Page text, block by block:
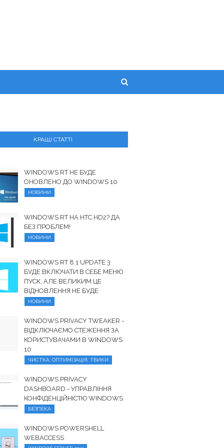
КРАЩІ СТАТТІ
WINDOWS RT НЕ БУДЕ
ОНОВЛЕНО ДО WINDOWS 10
НОВИНИ
WINDOWS RT НА HTC HD2? ДА
БЕЗ ПРОБЛЕМ!
НОВИНИ
WINDOWS RT 8.1 UPDATE 3
БУДЕ ВКЛЮЧАТИ В СЕБЕ МЕНЮ
ПУСК, АЛЕ ВЕЛИКИМ ЦЕ
ВІДНОВЛЕННЯ НЕ БУДЕ
НОВИНИ
WINDOWS PRIVACY TWEAKER -
ВІДКЛЮЧАЄМО СТЕЖЕННЯ ЗА
КОРИСТУВАЧАМИ В WINDOWS
10
ЧИСТКА, ОПТИМІЗАЦІЯ, ТВИКИ
WINDOWS PRIVACY
DASHBOARD - УПРАВЛІННЯ
КОНФІДЕНЦІЙНІСТЮ WINDOWS
БЕЗПЕКА
WINDOWS POWERSHELL
WEBACCESS